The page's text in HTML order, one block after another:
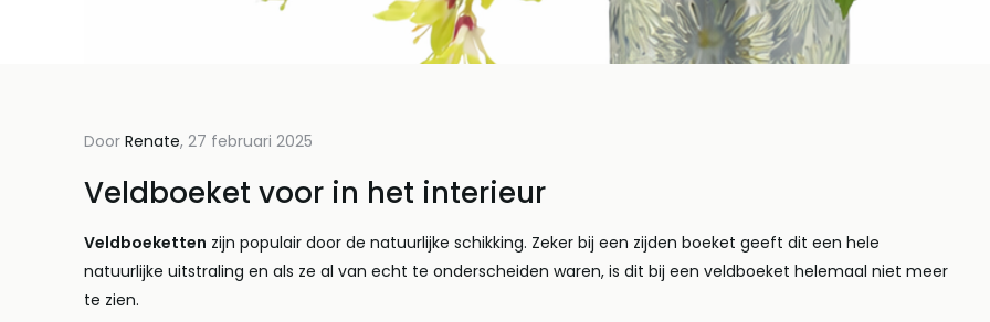
Door Renate, 27 februari 2025
Veldboeket voor in het interieur
Veldboeketten zijn populair door de natuurlijke schikking. Zeker bij een zijden boeket geeft dit een hele
natuurlijke uitstraling en als ze al van echt te onderscheiden waren, is dit bij een veldboeket helemaal niet meer
te zien.
Door Bloemenjunkie, 27 februari 2025
De voordelen van
Lees meer
Kunstbloemen op
advies en unieke
Lees meer